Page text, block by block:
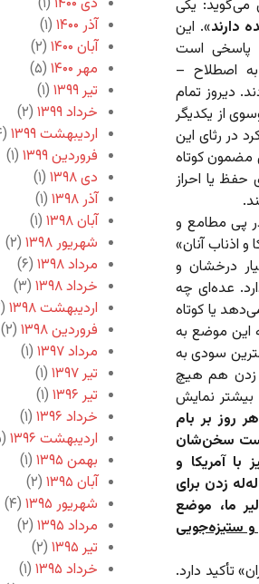
۲۵ بهمن سخن می‌گوید: یکی
دارند». این
پاسخی است
اصطلاح –
دیروز تمام
از یکدیگر
در رثای این
مضمون کوتاه
یا احراز
پی مطامع و
اذناب آنان»
درخشان و
عده‌ای چه
یا کوتاه
این موضع به
سودی به
زدن هم هیچ
نمایش
روز بر بام
سخن‌شان
آمریکا و
زدن برای
ما، موضع
و ستیزه‌جویی
تأکید دارد.
آذر ۱۴۰۰
(۱)
آبان ۱۴۰۰
(۲)
مهر ۱۴۰۰
(۵)
تیر ۱۳۹۹
(۱)
خرداد ۱۳۹۹
(۲)
اردیبهشت ۱۳۹۹
(۴)
فروردین ۱۳۹۹
(۱)
دی ۱۳۹۸
(۱)
آذر ۱۳۹۸
(۱)
آبان ۱۳۹۸
(۱)
شهریور ۱۳۹۸
(۲)
مرداد ۱۳۹۸
(۶)
خرداد ۱۳۹۸
(۳)
اردیبهشت ۱۳۹۸
(۳)
فروردین ۱۳۹۸
(۲)
مرداد ۱۳۹۷
(۱)
تیر ۱۳۹۷
(۱)
تیر ۱۳۹۶
(۱)
خرداد ۱۳۹۶
(۱)
اردیبهشت ۱۳۹۶
(۵)
بهمن ۱۳۹۵
(۱)
آبان ۱۳۹۵
(۲)
شهریور ۱۳۹۵
(۴)
مرداد ۱۳۹۵
(۲)
تیر ۱۳۹۵
(۲)
خرداد ۱۳۹۵
(۱)